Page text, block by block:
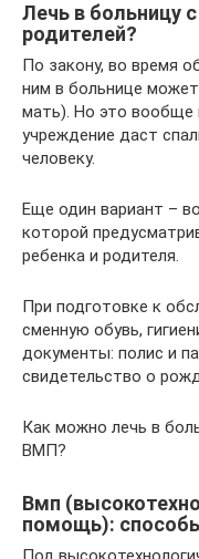
Лечь в больницу
родителей?
По закону, во время
ним в больнице
мать). Но это вообще
учреждение даст
человеку.
Еще один вариант –
которой
ребенка и родителя.
При подготовке к
сменную обувь,
документы: полис и
свидетельство о
Как можно лечь в
ВМП?
Вмп
помощь):